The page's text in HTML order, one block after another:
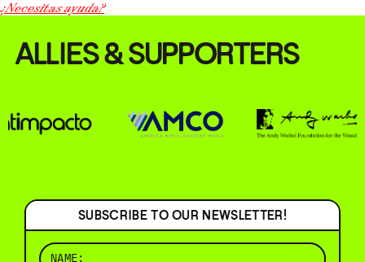
¿Necesitas ayuda?
ALLIES & SUPPORTERS
SUBSCRIBE TO OUR NEWSLETTER!